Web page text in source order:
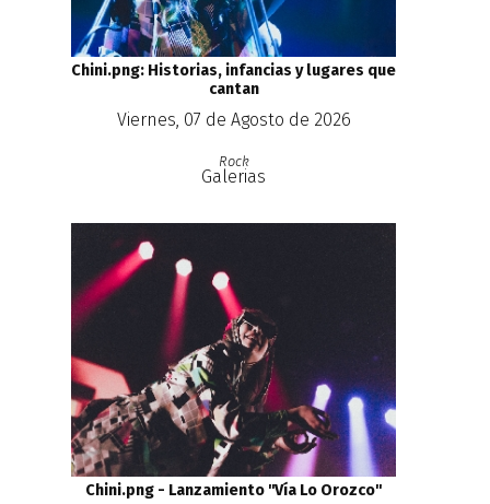
Chini.png: Historias, infancias y lugares que
cantan
Viernes, 07 de Agosto de 2026
Rock
Galerias
Chini.png - Lanzamiento ''Vía Lo Orozco''